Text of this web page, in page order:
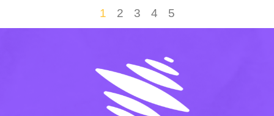
1 2 3 4 5